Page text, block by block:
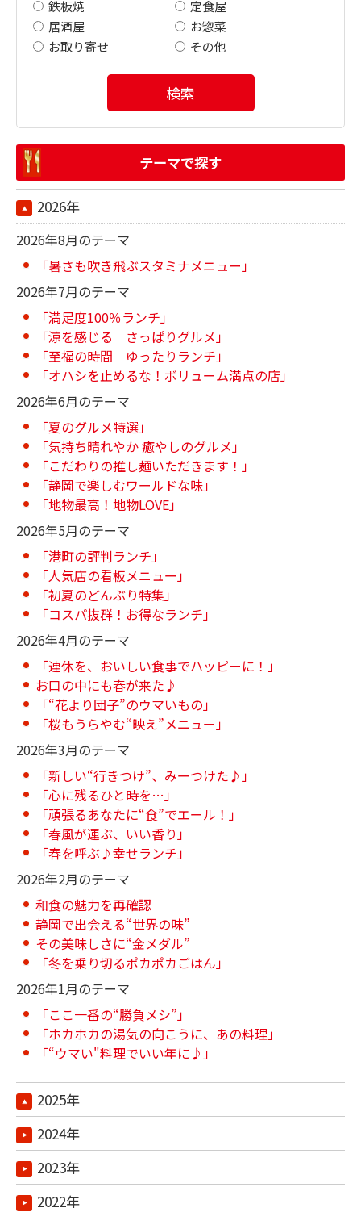
鉄板焼
定食屋
居酒屋
お惣菜
お取り寄せ
その他
検索
テーマで探す
2026年
2026年8月のテーマ
「暑さも吹き飛ぶスタミナメニュー」
2026年7月のテーマ
「満足度100％ランチ」
「涼を感じる さっぱりグルメ」
「至福の時間 ゆったりランチ」
「オハシを止めるな！ボリューム満点の店」
2026年6月のテーマ
「夏のグルメ特選」
「気持ち晴れやか 癒やしのグルメ」
「こだわりの推し麺いただきます！」
「静岡で楽しむワールドな味」
「地物最高！地物LOVE」
2026年5月のテーマ
「港町の評判ランチ」
「人気店の看板メニュー」
「初夏のどんぶり特集」
「コスパ抜群！お得なランチ」
2026年4月のテーマ
「連休を、おいしい食事でハッピーに！」
お口の中にも春が来た♪
「“花より団子”のウマいもの」
「桜もうらやむ“映え”メニュー」
2026年3月のテーマ
「新しい“行きつけ”、みーつけた♪」
「心に残るひと時を…」
「頑張るあなたに“食”でエール！」
「春風が運ぶ、いい香り」
「春を呼ぶ♪幸せランチ」
2026年2月のテーマ
和食の魅力を再確認
静岡で出会える“世界の味”
その美味しさに“金メダル”
「冬を乗り切るポカポカごはん」
2026年1月のテーマ
「ここ一番の“勝負メシ”」
「ホカホカの湯気の向こうに、あの料理」
「“ウマい"料理でいい年に♪」
2025年
2024年
2023年
2022年